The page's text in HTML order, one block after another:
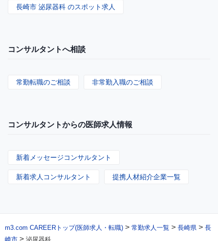
長崎市 泌尿器科 のスポット求人
コンサルタントへ相談
常勤転職のご相談 非常勤入職のご相談
コンサルタントからの医師求人情報
新着メッセージコンサルタント
新着求人コンサルタント 提携人材紹介企業一覧
m3.com CAREERトップ(医師求人・転職) > 常勤求人一覧 > 長崎県 > 長
崎市 > 泌尿器科